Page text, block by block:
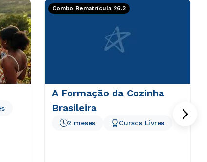
Combo Rematrícula 26.2
A Formação da Cozinha
Brasileira
2 meses Cursos Livres